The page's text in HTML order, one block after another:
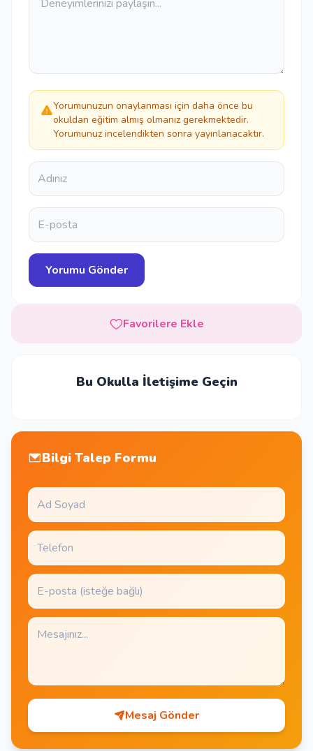
Yorumunuzun onaylanması için daha önce bu
okuldan eğitim almış olmanız gerekmektedir.
Yorumunuz incelendikten sonra yayınlanacaktır.
Favorilere Ekle
Bu Okulla İletişime Geçin
Bilgi Talep Formu
Mesaj Gönder